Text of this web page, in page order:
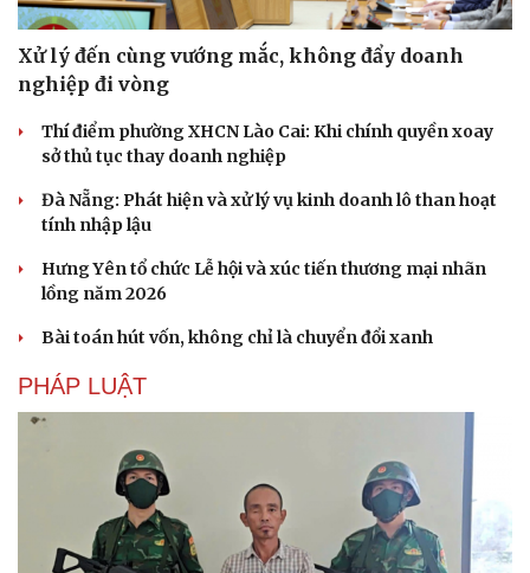
Du lịch
Tư vấn
check-in
Podcast
Cửa sổ tình yêu
Hạt giống tâm hồn
Xử lý đến cùng vướng mắc, không đẩy doanh
nghiệp đi vòng
Thí điểm phường XHCN Lào Cai: Khi chính quyền xoay
sở thủ tục thay doanh nghiệp
Đà Nẵng: Phát hiện và xử lý vụ kinh doanh lô than hoạt
tính nhập lậu
Hưng Yên tổ chức Lễ hội và xúc tiến thương mại nhãn
lồng năm 2026
Bài toán hút vốn, không chỉ là chuyển đổi xanh
PHÁP LUẬT